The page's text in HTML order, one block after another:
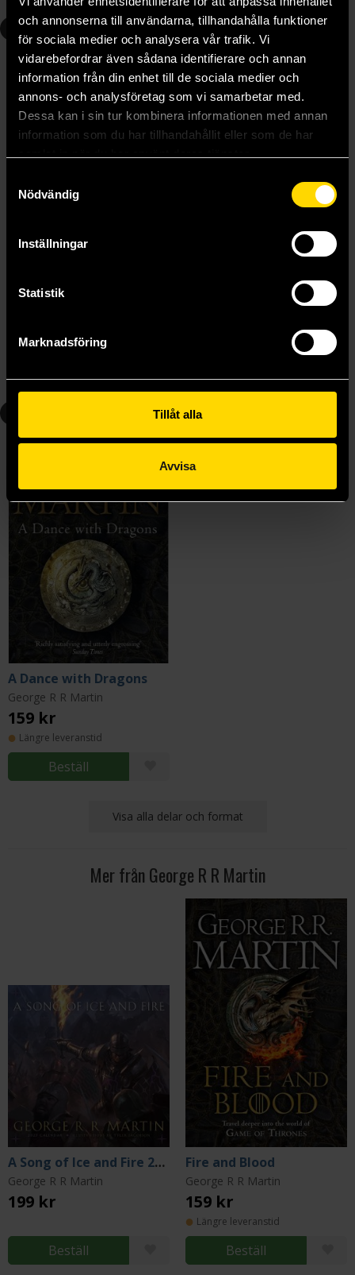
och annonserna till användarna, tillhandahålla funktioner
för sociala medier och analysera vår trafik. Vi
vidarebefordrar även sådana identifierare och annan
information från din enhet till de sociala medier och
annons- och analysföretag som vi samarbetar med.
Dessa kan i sin tur kombinera informationen med annan
information som du har tillhandahållit eller som de har
Nödvändig
Inställningar
Statistik
Marknadsföring
Tillåt alla
Avvisa
159 kr
Beställ
4
A Feast for Crows
Beställ
A Dance with Dragons
George R R Martin
159 kr
Längre leveranstid
Beställ
Visa alla delar och format
Mer från George R R Martin
A Song of Ice and Fire 2027 Calendar
George R R Martin
199 kr
Beställ
Fire and Blood
George R R Martin
159 kr
Längre leveranstid
Beställ